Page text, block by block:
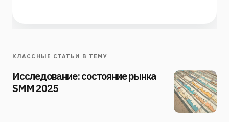
КЛАССНЫЕ СТАТЬИ В ТЕМУ
Исследование: состояние рынка
SMM 2025